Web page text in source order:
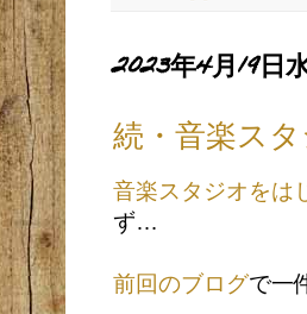
2023年4月19日
続・音楽ス
音楽スタジオをは
ず…
前回のブログで一